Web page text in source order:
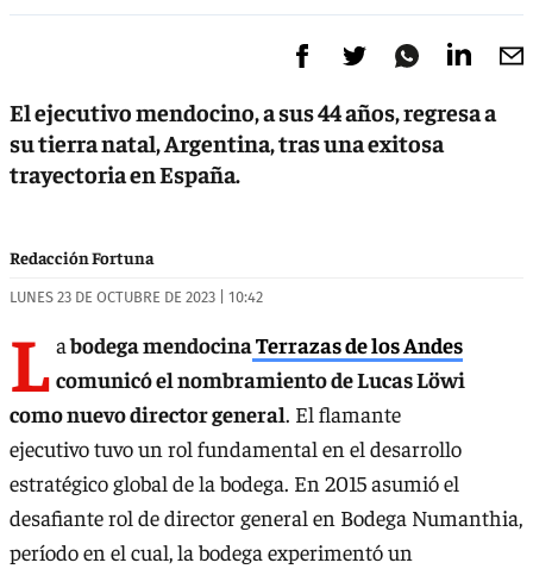
El ejecutivo mendocino, a sus 44 años, regresa a
su tierra natal, Argentina, tras una exitosa
trayectoria en España.
Redacción Fortuna
LUNES 23 DE OCTUBRE DE 2023 | 10:42
L abodega mendocinaTerrazas de los Andes
comunicó el nombramiento de Lucas Löwi
como nuevo director general. El flamante
ejecutivo tuvo un rol fundamental en el desarrollo
estratégico global de la bodega. En 2015 asumió el
desafiante rol de director general en Bodega Numanthia,
período en el cual, la bodega experimentó un